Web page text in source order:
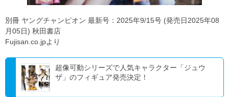
別冊 ヤングチャンピオン 最新号：2025年9/15号 (発売日2025年08
月05日) 秋田書店
Fujisan.co.jpより
超像可動シリーズで人気キャラクター「ジュウ
ザ」のフィギュア発売決定！